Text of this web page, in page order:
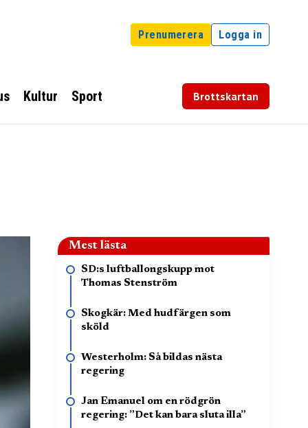
Prenumerera Logga in
Kultur Sport Brottskartan
Mest lästa
SD:s luftballongskupp mot
Thomas Stenström
Skogkär: Med hudfärgen som
sköld
Westerholm: Så bildas nästa
regering
Jan Emanuel om en rödgrön
regering: ”Det kan bara sluta illa”